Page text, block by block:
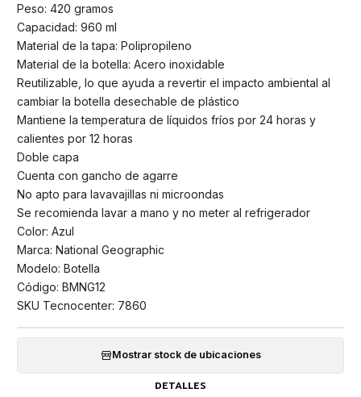
Peso: 420 gramos
Capacidad: 960 ml
Material de la tapa: Polipropileno
Material de la botella: Acero inoxidable
Reutilizable, lo que ayuda a revertir el impacto ambiental al
cambiar la botella desechable de plástico
Mantiene la temperatura de líquidos fríos por 24 horas y
calientes por 12 horas
Doble capa
Cuenta con gancho de agarre
No apto para lavavajillas ni microondas
Se recomienda lavar a mano y no meter al refrigerador
Color: Azul
Marca: National Geographic
Modelo: Botella
Código: BMNG12
SKU Tecnocenter: 7860
Mostrar stock de ubicaciones
DETALLES